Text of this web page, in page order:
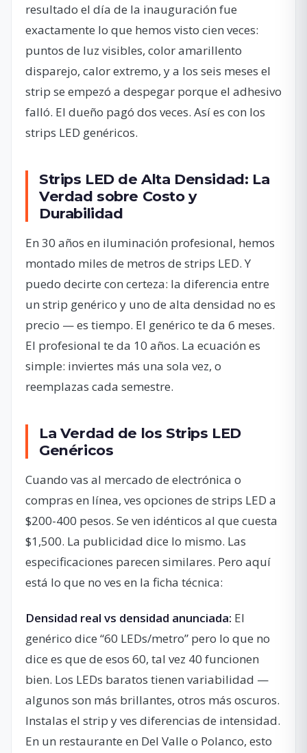
resultado el día de la inauguración fue
exactamente lo que hemos visto cien veces:
puntos de luz visibles, color amarillento
disparejo, calor extremo, y a los seis meses el
strip se empezó a despegar porque el adhesivo
falló. El dueño pagó dos veces. Así es con los
strips LED genéricos.
Strips LED de Alta Densidad: La
Verdad sobre Costo y
Durabilidad
En 30 años en iluminación profesional, hemos
montado miles de metros de strips LED. Y
puedo decirte con certeza: la diferencia entre
un strip genérico y uno de alta densidad no es
precio — es tiempo. El genérico te da 6 meses.
El profesional te da 10 años. La ecuación es
simple: inviertes más una sola vez, o
reemplazas cada semestre.
La Verdad de los Strips LED
Genéricos
Cuando vas al mercado de electrónica o
compras en línea, ves opciones de strips LED a
$200-400 pesos. Se ven idénticos al que cuesta
$1,500. La publicidad dice lo mismo. Las
especificaciones parecen similares. Pero aquí
está lo que no ves en la ficha técnica:
Densidad real vs densidad anunciada: El
genérico dice “60 LEDs/metro” pero lo que no
dice es que de esos 60, tal vez 40 funcionen
bien. Los LEDs baratos tienen variabilidad —
algunos son más brillantes, otros más oscuros.
Instalas el strip y ves diferencias de intensidad.
En un restaurante en Del Valle o Polanco, esto